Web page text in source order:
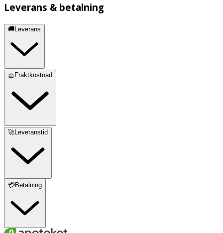
Leverans & betalning
🚚Leverans
🧺Fraktkostnad
🚀Leveranstid
💳Betalning